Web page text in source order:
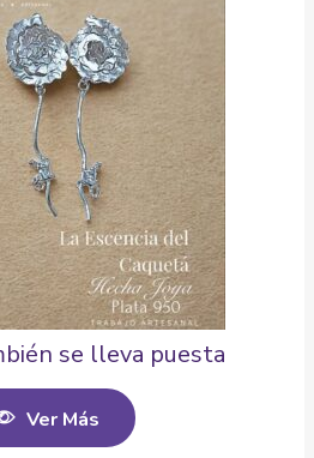
se lleva puesta
Ver Más